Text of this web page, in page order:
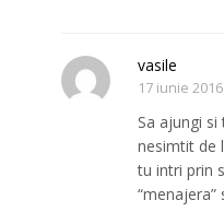
vasile
17 iunie 2016
Sa ajungi
nesimtit de
tu intri prin
“menajera”